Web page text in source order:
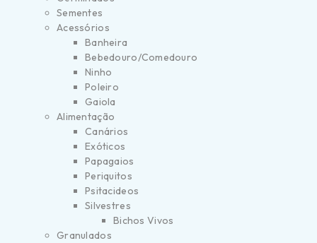
Sementes
Acessórios
Banheira
Bebedouro/Comedouro
Ninho
Poleiro
Gaiola
Alimentação
Canários
Exóticos
Papagaios
Periquitos
Psitacideos
Silvestres
Bichos Vivos
Granulados